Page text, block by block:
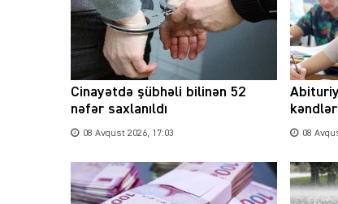
Cinayətdə şübhəli bilinən 52
nəfər saxlanıldı
08 Avqust 2026, 17:03 08